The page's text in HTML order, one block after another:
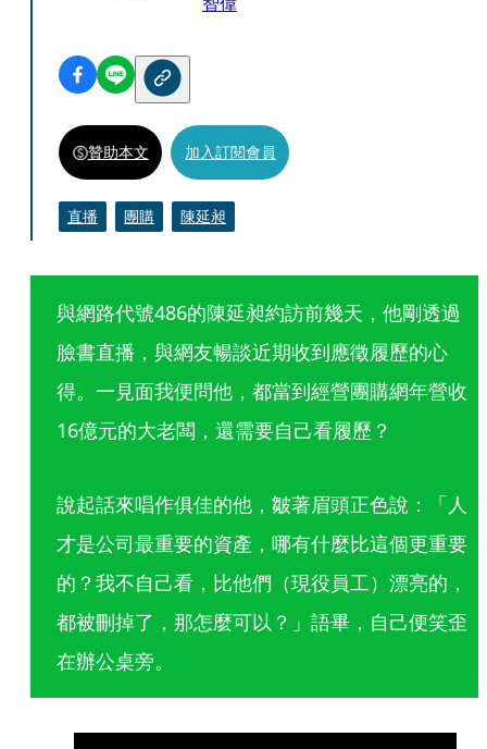
贊助本文 加入訂閱會員
直播 團購 陳延昶
與網路代號486的陳延昶約訪前幾天，他剛透過
臉書直播，與網友暢談近期收到應徵履歷的心
得。一見面我便問他，都當到經營團購網年營收
16億元的大老闆，還需要自己看履歷？
說起話來唱作俱佳的他，皺著眉頭正色說：「人
才是公司最重要的資產，哪有什麼比這個更重要
的？我不自己看，比他們（現役員工）漂亮的，
都被刪掉了，那怎麼可以？」語畢，自己便笑歪
在辦公桌旁。